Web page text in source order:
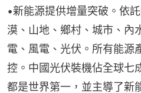
•新能源提供增量突破。依
漠、山地、鄉村、城市、內
電、風電、光伏。所有能源
控。中國光伏裝機佔全球七
都是世界第一，並主導了新